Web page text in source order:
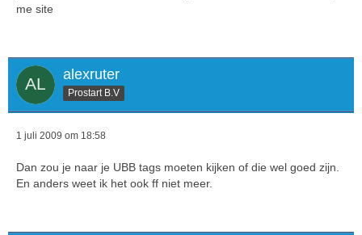
me site
alexruter
Prostart B.V
1 juli 2009 om 18:58
Dan zou je naar je UBB tags moeten kijken of die wel goed zijn.
En anders weet ik het ook ff niet meer.